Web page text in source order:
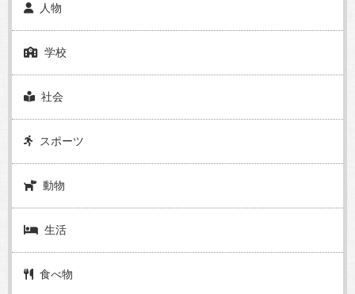
人物
学校
社会
スポーツ
動物
生活
食べ物